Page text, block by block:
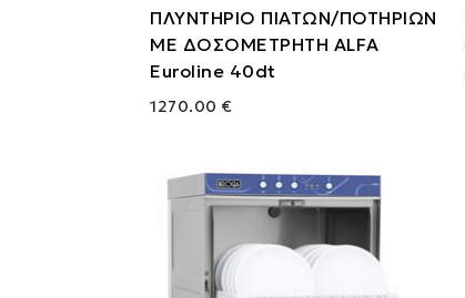
ΠΛΥΝΤΗΡΙΟ ΠΙΑΤΩΝ/ΠΟΤΗΡΙΩΝ
ΜΕ ΔΟΣΟΜΕΤΡΗΤΗ ALFA
Euroline 40dt
1270.00 €